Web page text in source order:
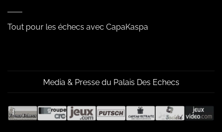
Tout pour les échecs avec CapaKaspa
Media & Presse du Palais Des Echecs